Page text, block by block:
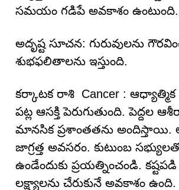
సమయం గడిపే అవకాశం ఉంటుంది.
అదృష్ట సూచన: గురువులను
శుభఫలితాలను ఇస్తుంది.
కర్కాటక రాశి Cancer :
పట్ల ఆసక్తి పెరుగుతుంది. పెద్దల
మానసిక ప్రశాంతతను అందిస్తాయి.
జాగ్రత్త అవసరం. కుటుంబ
ఉండేందుకు ప్రయత్నించండి.
లక్ష్యాలను చేరుకునే అవకాశం